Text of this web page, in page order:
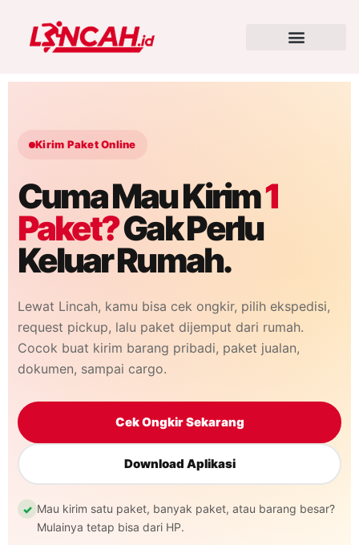
Kirim Paket Online
Cuma Mau Kirim1
Paket?Gak Perlu
Keluar Rumah.
Lewat Lincah, kamu bisa cek ongkir, pilih ekspedisi,
request pickup, lalu paket dijemput dari rumah.
Cocok buat kirim barang pribadi, paket jualan,
dokumen, sampai cargo.
Cek Ongkir Sekarang
Download Aplikasi
✓ Mau kirim satu paket, banyak paket, atau barang besar?
Mulainya tetap bisa dari HP.